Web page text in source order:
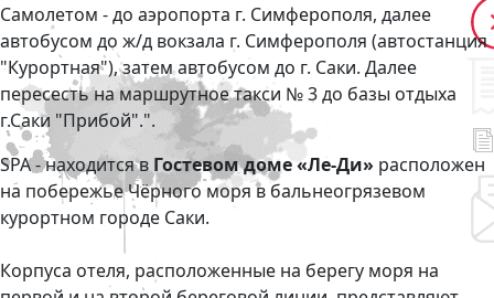
Самолетом - до аэропорта г. Симферополя, далее
автобусом до ж/д вокзала г. Симферополя (автостанция
"Курортная"), затем автобусом до г. Саки. Далее
пересесть на маршрутное такси № 3 до базы отдыха
г.Саки "Прибой".".
SPA - находится в Гостевом доме «Ле-Ди» расположен
на побережье Чёрного моря в бальнеогрязевом
курортном городе Саки.
Корпуса отеля, расположенные на берегу моря на